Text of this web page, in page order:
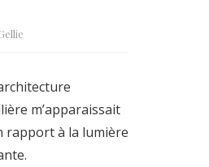
m’apparaissait
rapport à la lumière